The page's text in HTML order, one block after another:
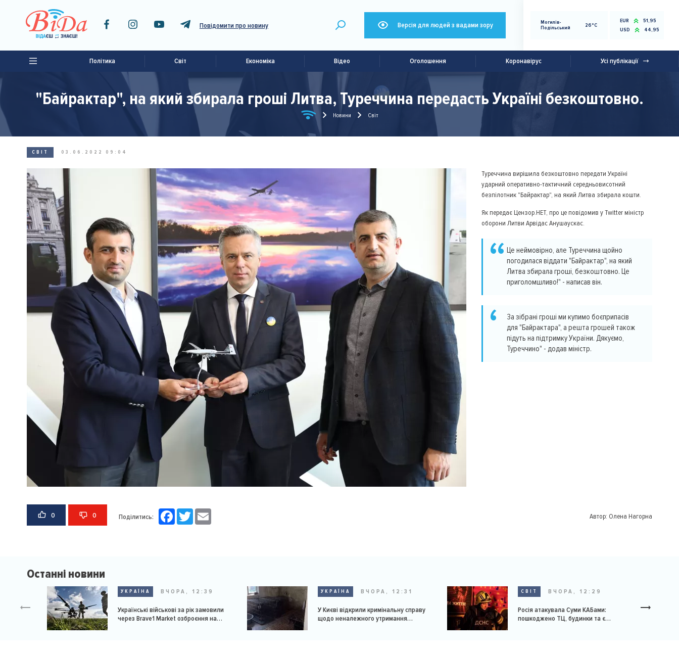
Повідомити про новину Версія для людей з вадами зору
Могилів-
Подільський
26°C
EUR
51,95
USD
44,95
Політика Світ Економіка Відео Оголошення Коронавірус Усі публікації
"Байрактар", на який збирала гроші Литва, Туреччина передасть Україні безкоштовно.
Новини Світ
СВІТ 03.06.2022 09:04
Туреччина вирішила безкоштовно передати Україні
ударний оперативно-тактичний середньовисотний
безпілотник "Байрактар", на який Литва збирала кошти.
Як передає Цензор.НЕТ, про це повідомив у Twitter міністр
оборони Литви Арвідас Анушаускас.
Це неймовірно, але Туреччина щойно
погодилася віддати "Байрактар", на який
Литва збирала гроші, безкоштовно. Це
приголомшливо!" - написав він.
За зібрані гроші ми купимо боєприпасів
для "Байрактара", а решта грошей також
підуть на підтримку України. Дякуємо,
Туреччино" - додав міністр.
0 0 Поділитись: FacebookTwitter Автор: Олена Нагорна
Останні новини
УКРАЇНА ВЧОРА, 12:39
Українські військові за рік замовили
через Brave1 Market озброєння на
УКРАЇНА ВЧОРА, 12:31
У Києві відкрили кримінальну справу
щодо неналежного утримання
СВІТ ВЧОРА, 12:29
Росія атакувала Суми КАБами:
пошкоджено ТЦ, будинки та є